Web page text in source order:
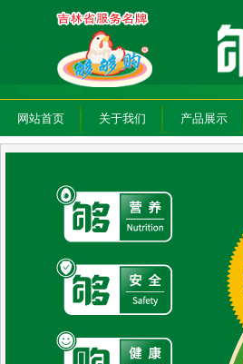
网站首页 关于我们 产品展示